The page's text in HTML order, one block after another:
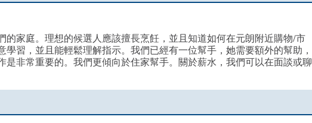
的家庭。理想的候選人應該擅長烹飪，並且知道如何在元朗附近購物/市
習，並且能輕鬆理解指示。我們已經有一位幫手，她需要額外的幫助，
是非常重要的。我們更傾向於住家幫手。關於薪水，我們可以在面談或聊